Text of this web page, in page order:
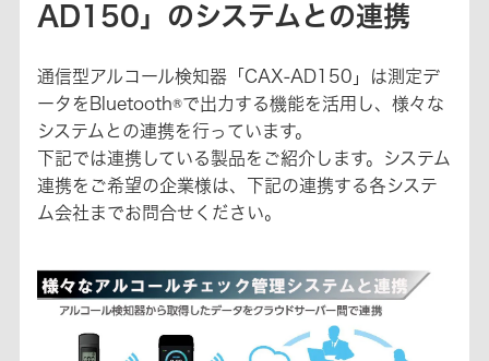
AD150」のシステムとの連携
通信型アルコール検知器「CAX-AD150」は測定デ
ータをBluetooth®で出力する機能を活用し、様々な
システムとの連携を行っています。
下記では連携している製品をご紹介します。システム
連携をご希望の企業様は、下記の連携する各システ
ム会社までお問合せください。